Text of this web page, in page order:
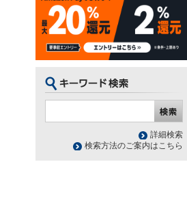
詳細検索
検索方法のご案内はこちら